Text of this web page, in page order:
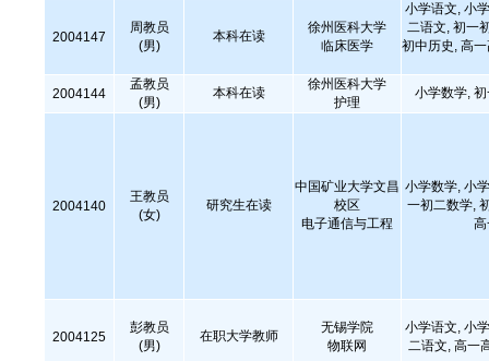
2004147
周教员
(男)
本科在读
徐州医科大学
临床医学
小学语文, 小
二语文, 初一
初中历史, 高
2004144
孟教员
(男)
本科在读
徐州医科大学
护理
小学数学,
2004140
王教员
(女)
研究生在读
中国矿业大学文昌
校区
电子通信与工程
小学数学, 小
一初二数学,
2004125
彭教员
(男)
在职大学教师
无锡学院
物联网
小学语文, 小
二语文, 高一